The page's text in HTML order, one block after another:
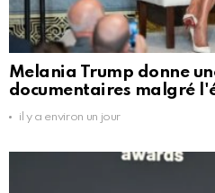
Melania Trump donne
documentaires malgré
il y a environ un jour